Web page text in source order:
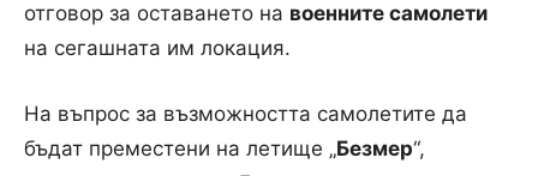
отговор за оставането на военните самолети
на сегашната им локация.
На въпрос за възможността самолетите да
бъдат преместени на летище „Безмер“,